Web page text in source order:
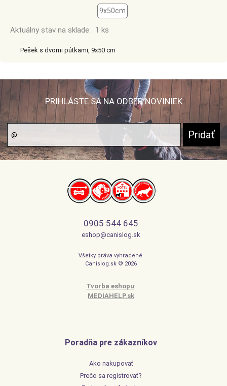
9x50cm
Aktuálny stav na sklade: 1 ks
Pešek s dvomi pútkami, 9x50 cm
PRIHLÁSTE SA NA ODBER NOVINIEK
0905 544 645
eshop@canislog.sk
Všetky práva vyhradené.
Canislog.sk © 2026
Tvorba eshopu:
MEDIAHELP.sk
Poradňa pre zákazníkov
Ako nakupovať
Prečo sa registrovať?